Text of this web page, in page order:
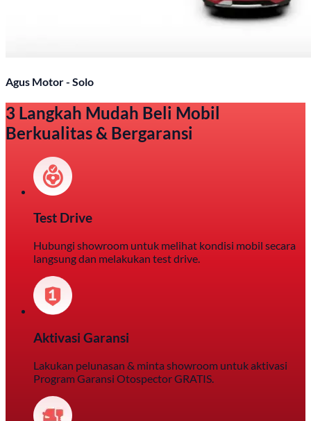
Agus Motor - Solo
3 Langkah Mudah Beli Mobil
Berkualitas & Bergaransi
Test Drive
Hubungi showroom untuk melihat kondisi mobil secara
langsung dan melakukan test drive.
Aktivasi Garansi
Lakukan pelunasan & minta showroom untuk aktivasi
Program Garansi Otospector GRATIS.